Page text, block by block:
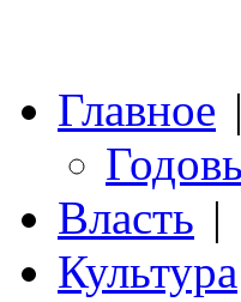
Главное |
Власть |
Культура